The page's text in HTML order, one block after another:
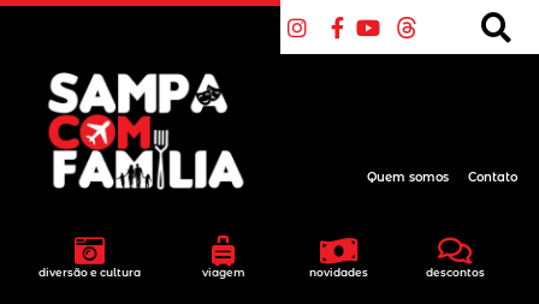
diversão e cultura viagem novidades descontos
Quem somos Contato